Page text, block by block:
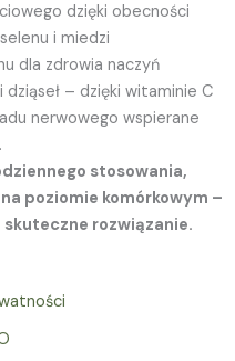
dzięki obecności
i miedzi
dla zdrowia naczyń
dziąseł – dzięki witaminie C
nerwowego wspierane
stosowania,
poziomie komórkowym –
rozwiązanie.